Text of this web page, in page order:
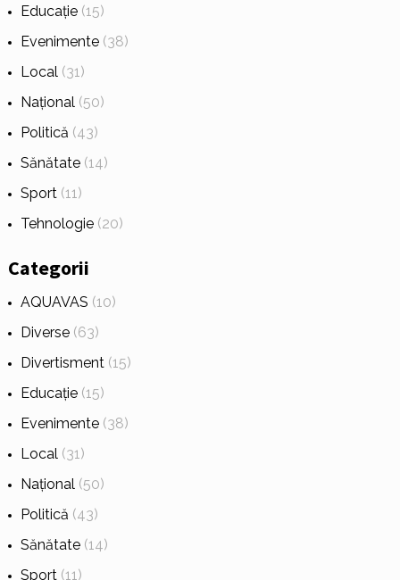
Educație(15)
Evenimente(38)
Local(31)
Național(50)
Politică (43)
Sănătate(14)
Sport(11)
Tehnologie(20)
Categorii
AQUAVAS (10)
Diverse(63)
Divertisment(15)
Educație(15)
Evenimente(38)
Local(31)
Național(50)
Politică (43)
Sănătate(14)
Sport(11)